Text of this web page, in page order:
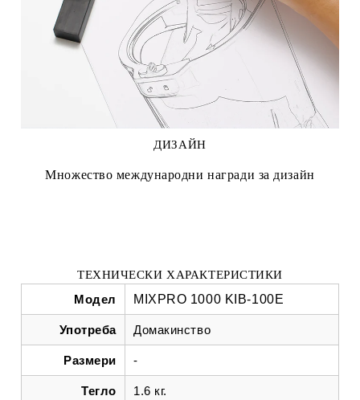
ДИЗАЙН
Множество международни награди за дизайн
ТЕХНИЧЕСКИ ХАРАКТЕРИСТИКИ
Модел MIXPRO 1000 KIB-100E
Употреба Домакинство
Размери -
Тегло 1.6 кг.